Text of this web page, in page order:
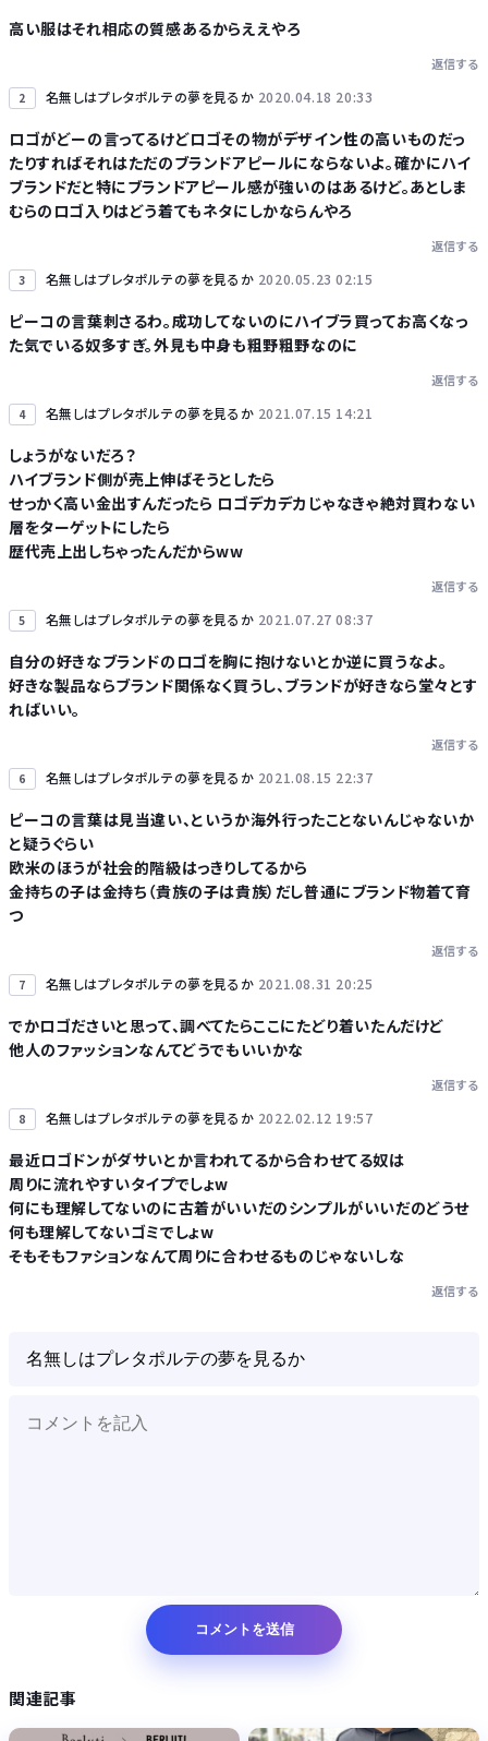
高い服はそれ相応の質感あるからええやろ
返信する
2 名無しはプレタポルテの夢を見るか 2020.04.18 20:33
ロゴがどーの言ってるけどロゴその物がデザイン性の高いものだっ
たりすればそれはただのブランドアピールにならないよ。確かにハイ
ブランドだと特にブランドアピール感が強いのはあるけど。あとしま
むらのロゴ入りはどう着てもネタにしかならんやろ
返信する
3 名無しはプレタポルテの夢を見るか 2020.05.23 02:15
ピーコの言葉刺さるわ。成功してないのにハイブラ買ってお高くなっ
た気でいる奴多すぎ。外見も中身も粗野粗野なのに
返信する
4 名無しはプレタポルテの夢を見るか 2021.07.15 14:21
しょうがないだろ？
ハイブランド側が売上伸ばそうとしたら
せっかく高い金出すんだったら ロゴデカデカじゃなきゃ絶対買わない
層をターゲットにしたら
歴代売上出しちゃったんだからww
返信する
5 名無しはプレタポルテの夢を見るか 2021.07.27 08:37
自分の好きなブランドのロゴを胸に抱けないとか逆に買うなよ。
好きな製品ならブランド関係なく買うし、ブランドが好きなら堂々とす
ればいい。
返信する
6 名無しはプレタポルテの夢を見るか 2021.08.15 22:37
ピーコの言葉は見当違い、というか海外行ったことないんじゃないか
と疑うぐらい
欧米のほうが社会的階級はっきりしてるから
金持ちの子は金持ち（貴族の子は貴族）だし普通にブランド物着て育
つ
返信する
7 名無しはプレタポルテの夢を見るか 2021.08.31 20:25
でかロゴださいと思って、調べてたらここにたどり着いたんだけど
他人のファッションなんてどうでもいいかな
返信する
8 名無しはプレタポルテの夢を見るか 2022.02.12 19:57
最近ロゴドンがダサいとか言われてるから合わせてる奴は
周りに流れやすいタイプでしょw
何にも理解してないのに古着がいいだのシンプルがいいだのどうせ
何も理解してないゴミでしょw
そもそもファションなんて周りに合わせるものじゃないしな
返信する
関連記事